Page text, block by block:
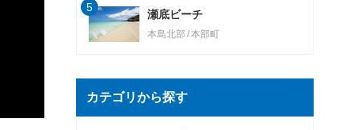
瀬底ビーチ
本島北部 本部町
5
カテゴリから探す